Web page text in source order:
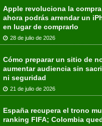
Apple revoluciona la
ahora podrás arrendar un
en lugar de comprarlo
28 de julio de 2026
Cómo preparar un sitio de
aumentar audiencia sin
ni seguridad
21 de julio de 2026
España recupera el trono
ranking FIFA; Colombia